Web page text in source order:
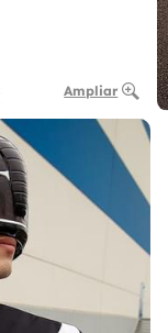
Ampliar